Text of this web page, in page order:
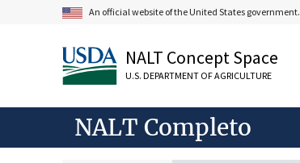
An official website of the United States government.
NALT Concept Space
U.S. DEPARTMENT OF AGRICULTURE
NALT Completo
organismos acuáticos
productos y mercancías
calidad del producto
coproductos
mobiliario
productos adulterados
productos agrícolas
alimentos
alimentos adulterados